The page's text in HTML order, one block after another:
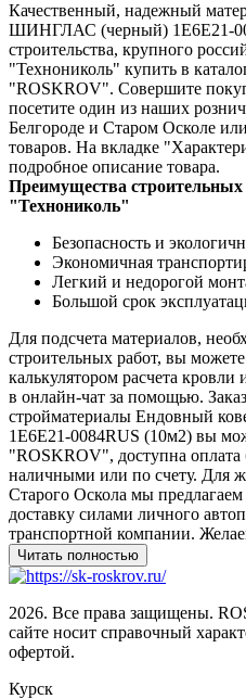
Качественный, надежный
ШИНГЛАС (черный) 1E6E21-
строительства, крупного
"Технониколь" купить в
"ROSKROV". Совершите
посетите один из наших
Белгороде и Старом Осколе
товаров. На вкладке
подробное описание товара.
Преимущества
"Технониколь"
Безопасность и
Экономичная
Легкий и недорогой
Большой срок
Для подсчета материалов,
строительных работ, вы
калькулятором расчета кровли
в онлайн-чат за помощью.
стройматериалы Ендовный
1E6E21-0084RUS (10м2) вы
"ROSKROV", доступна оплата
наличными или по счету. Для
Старого Оскола мы
доставку силами личного
транспортной компании.
2026. Все права защищены.
сайте носит справочный
офертой.
Курск